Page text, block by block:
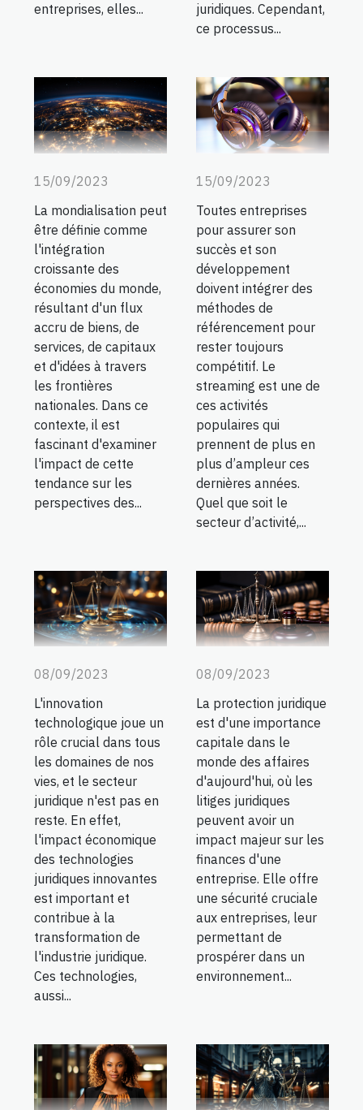
entreprises, elles...
juridiques. Cependant,
ce processus...
15/09/2023
La mondialisation peut
être définie comme
l'intégration
croissante des
économies du monde,
résultant d'un flux
accru de biens, de
services, de capitaux
et d'idées à travers
les frontières
nationales. Dans ce
contexte, il est
fascinant d'examiner
l'impact de cette
tendance sur les
perspectives des...
15/09/2023
Toutes entreprises
pour assurer son
succès et son
développement
doivent intégrer des
méthodes de
référencement pour
rester toujours
compétitif. Le
streaming est une de
ces activités
populaires qui
prennent de plus en
plus d’ampleur ces
dernières années.
Quel que soit le
secteur d’activité,...
08/09/2023
L'innovation
technologique joue un
rôle crucial dans tous
les domaines de nos
vies, et le secteur
juridique n'est pas en
reste. En effet,
l'impact économique
des technologies
juridiques innovantes
est important et
contribue à la
transformation de
l'industrie juridique.
Ces technologies,
aussi...
08/09/2023
La protection juridique
est d'une importance
capitale dans le
monde des affaires
d'aujourd'hui, où les
litiges juridiques
peuvent avoir un
impact majeur sur les
finances d'une
entreprise. Elle offre
une sécurité cruciale
aux entreprises, leur
permettant de
prospérer dans un
environnement...